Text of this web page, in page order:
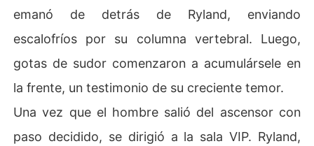
emanó de detrás de Ryland, enviando
escalofríos por su columna vertebral. Luego,
gotas de sudor comenzaron a acumulársele en
la frente, un testimonio de su creciente temor.
Una vez que el hombre salió del ascensor con
paso decidido, se dirigió a la sala VIP. Ryland,